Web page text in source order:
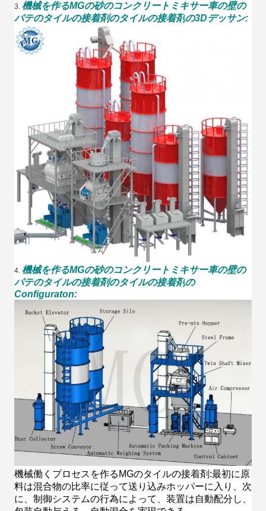
3. 機械を作るMGの砂のコンクリートミキサー車の壁の
パテのタイルの接着剤のタイルの接着剤の3Dデッサン:
4. 機械を作るMGの砂のコンクリートミキサー車の壁の
パテのタイルの接着剤のタイルの接着剤の
Configuraton:
機械働くプロセスを作るMGのタイルの接着剤:最初に原
料は混合物の比率に従って送り込みホッパーに入り、次
に、制御システムの行為によって、装置は自動配分し、